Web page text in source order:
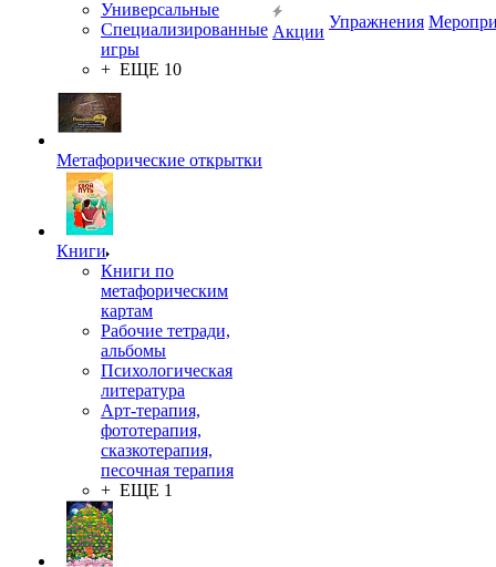
Универсальные
Специализированные
игры
+ ЕЩЕ 10
Метафорические открытки
Книги
Книги по
метафорическим
картам
Рабочие тетради,
альбомы
Психологическая
литература
Арт-терапия,
фототерапия,
сказкотерапия,
песочная терапия
+ ЕЩЕ 1
Акции
Упражнения